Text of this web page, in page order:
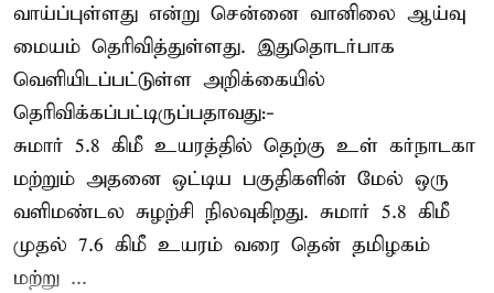
வாய்ப்புள்ளது என்று சென்னை வானிலை ஆய்வு
மையம் தெரிவித்துள்ளது. இதுதொடர்பாக
வெளியிடப்பட்டுள்ள அறிக்கையில்
தெரிவிக்கப்பட்டிருப்பதாவது:-
சுமார் 5.8 கிமீ உயரத்தில் தெற்கு உள் கர்நாடகா
மற்றும் அதனை ஒட்டிய பகுதிகளின் மேல் ஒரு
வளிமண்டல சுழற்சி நிலவுகிறது. சுமார் 5.8 கிமீ
முதல் 7.6 கிமீ உயரம் வரை தென் தமிழகம்
மற்று ...